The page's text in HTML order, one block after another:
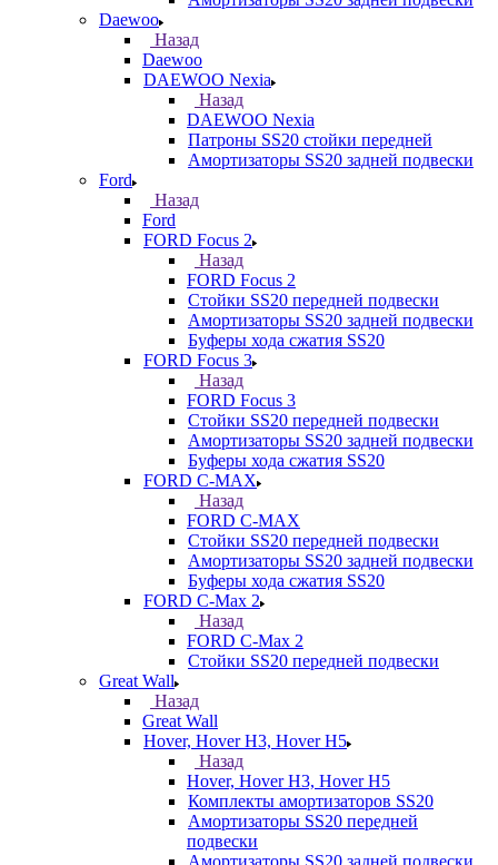
Daewoo
Назад
Daewoo
DAEWOO Nexia
Назад
DAEWOO Nexia
Патроны SS20 стойки передней
Амортизаторы SS20 задней подвески
Ford
Назад
Ford
FORD Focus 2
Назад
FORD Focus 2
Стойки SS20 передней подвески
Амортизаторы SS20 задней подвески
Буферы хода сжатия SS20
FORD Focus 3
Назад
FORD Focus 3
Стойки SS20 передней подвески
Амортизаторы SS20 задней подвески
Буферы хода сжатия SS20
FORD С-MAX
Назад
FORD С-MAX
Стойки SS20 передней подвески
Амортизаторы SS20 задней подвески
Буферы хода сжатия SS20
FORD C-Max 2
Назад
FORD C-Max 2
Стойки SS20 передней подвески
Great Wall
Назад
Great Wall
Hover, Hover H3, Hover H5
Назад
Hover, Hover H3, Hover H5
Комплекты амортизаторов SS20
Амортизаторы SS20 передней
подвески
Амортизаторы SS20 задней подвески